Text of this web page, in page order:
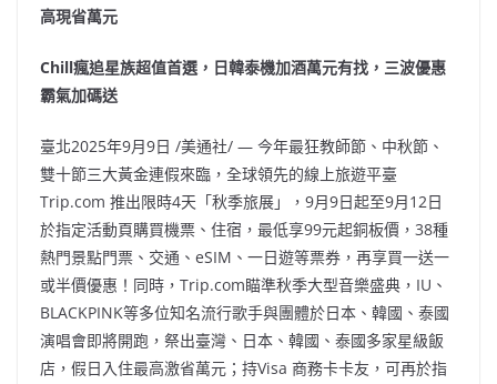
高現省萬元
Chill瘋追星族超值首選，日韓泰機加酒萬元有找，三波優惠
霸氣加碼送
臺北2025年9月9日 /美通社/ — 今年最狂教師節、中秋節、
雙十節三大黃金連假來臨，全球領先的線上旅遊平臺
Trip.com 推出限時4天「秋季旅展」，9月9日起至9月12日
於指定活動頁購買機票、住宿，最低享99元起銅板價，38種
熱門景點門票、交通、eSIM、一日遊等票券，再享買一送一
或半價優惠！同時，Trip.com瞄準秋季大型音樂盛典，IU、
BLACKPINK等多位知名流行歌手與團體於日本、韓國、泰國
演唱會即將開跑，祭出臺灣、日本、韓國、泰國多家星級飯
店，假日入住最高激省萬元；持Visa 商務卡卡友，可再於指